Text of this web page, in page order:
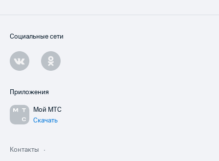
Социальные сети
Приложения
Мой МТС
Скачать
Контакты